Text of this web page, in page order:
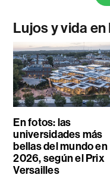
Lujos y vida
En fotos: las
universidades más
bellas del mundo en
2026, según el Prix
Versailles